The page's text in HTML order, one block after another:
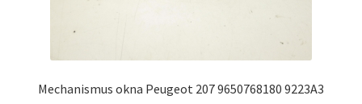
Mechanismus okna Peugeot 207 9650768180 9223A3